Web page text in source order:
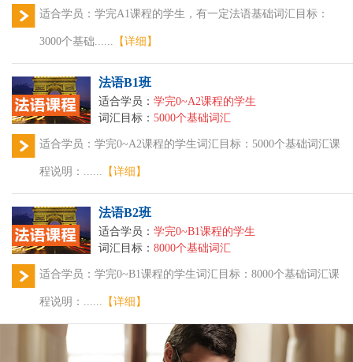
适合学员：学完A1课程的学生，有一定法语基础词汇目标：
3000个基础...... 【详细】
法语B1班
适合学员： 学完0~A2课程的学生
词汇目标： 5000个基础词汇
适合学员：学完0~A2课程的学生词汇目标：5000个基础词汇课
程说明：...... 【详细】
法语B2班
适合学员： 学完0~B1课程的学生
词汇目标： 8000个基础词汇
适合学员：学完0~B1课程的学生词汇目标：8000个基础词汇课
程说明：...... 【详细】